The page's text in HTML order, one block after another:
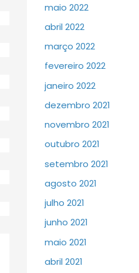
maio 2022
abril 2022
março 2022
fevereiro 2022
janeiro 2022
dezembro 2021
novembro 2021
outubro 2021
setembro 2021
agosto 2021
julho 2021
junho 2021
maio 2021
abril 2021